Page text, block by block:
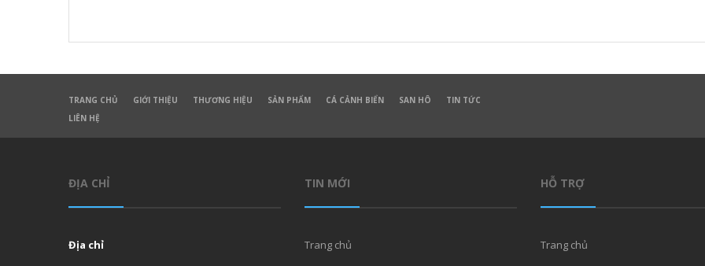
TRANG CHỦ GIỚI THIỆU THƯƠNG HIỆU SẢN PHẨM CÁ CẢNH BIỂN SAN HÔ
TIN TỨC
LIÊN HỆ
ĐỊA CHỈ
Địa chỉ
TIN MỚI
Trang chủ
HỖ TRỢ
Trang chủ